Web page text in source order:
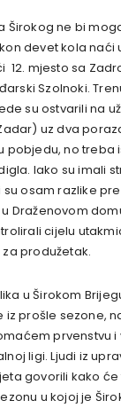
Širokog ne bi
devet kola naći
12. mjesto sa
Szolnoki.
su ostvarili na
uz dva
pobjedu, no treba
Iako su imali
su osam razlike
Draženovom
cijelu
produžetak.
u Širokom
iz prošle sezone,
prvenstvu
ligi. Ljudi iz
govorili kako će
u kojoj je